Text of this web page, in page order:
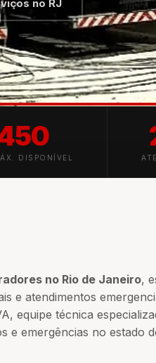
no RJ
DISPONÍVEL
no Rio de Janeiro,
e atendimentos
equipe técnica
e emergências no estado